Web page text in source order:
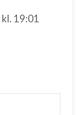
kl. 19:01